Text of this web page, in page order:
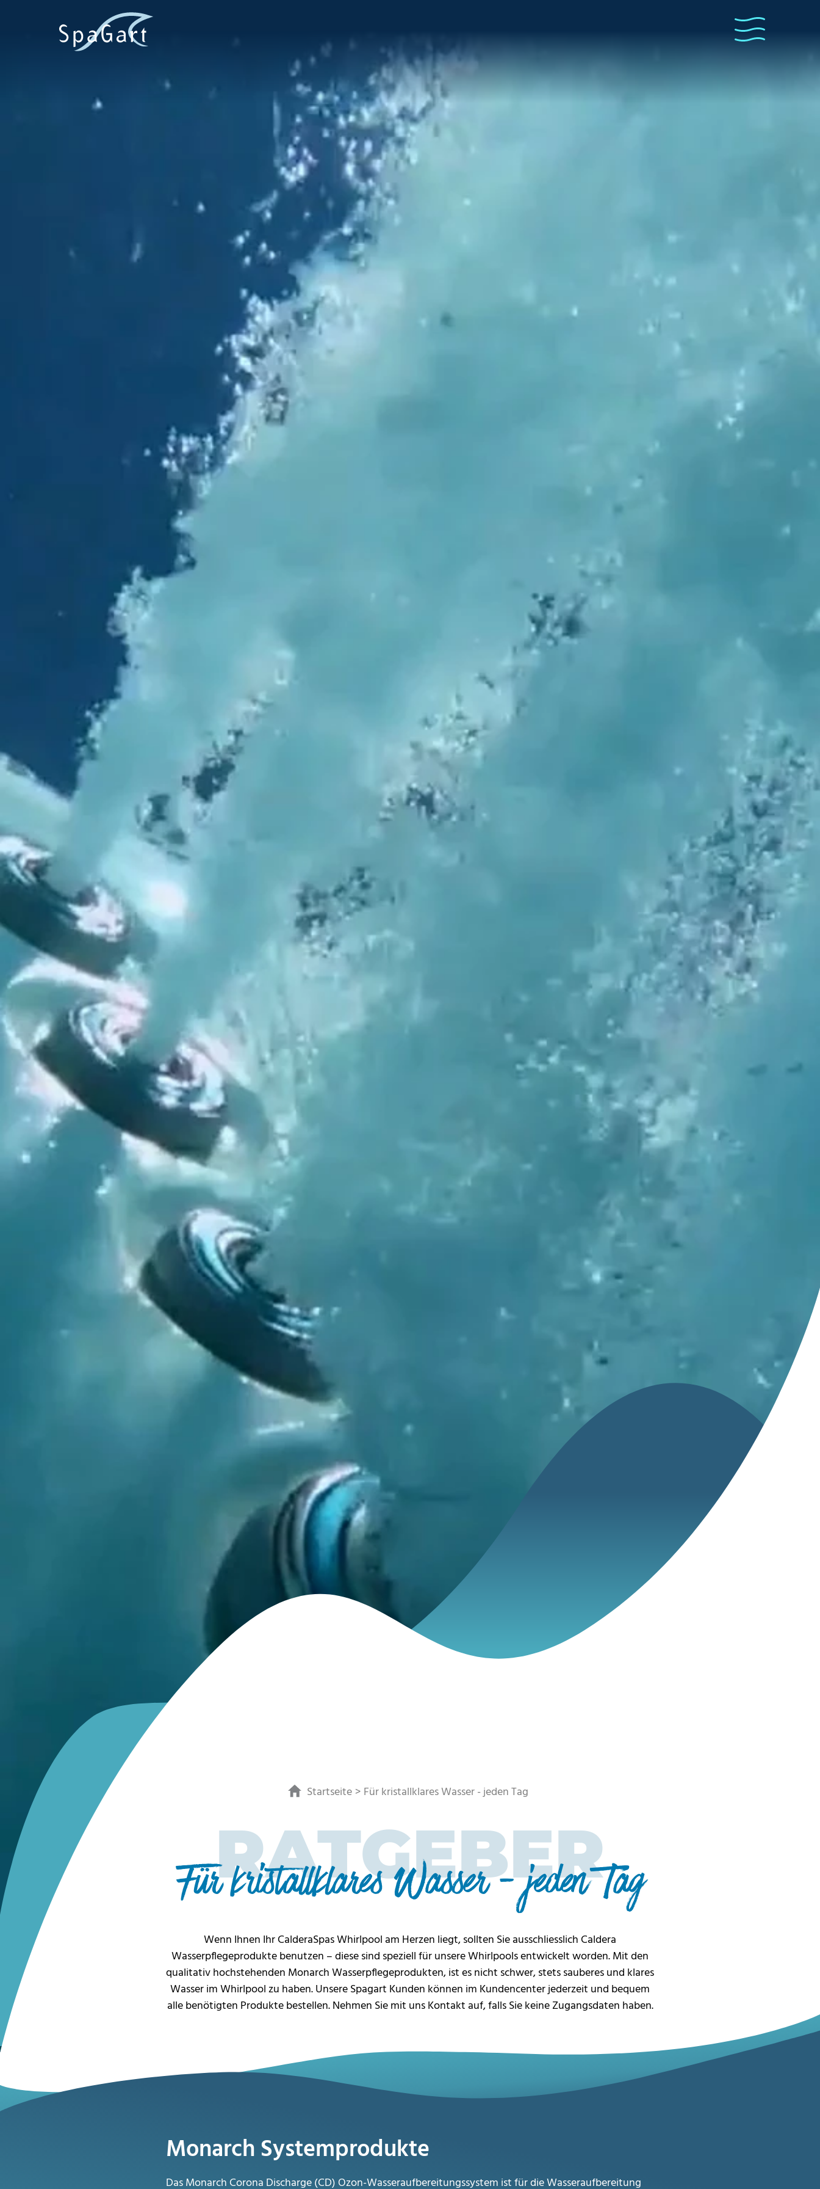
Startseite Für kristallklares Wasser - jeden Tag
RATGEBER
Für kristallklares Wasser - jeden Tag
Wenn Ihnen Ihr CalderaSpas Whirlpool am Herzen liegt, sollten Sie ausschliesslich Caldera
Wasserpflegeprodukte benutzen – diese sind speziell für unsere Whirlpools entwickelt worden. Mit den
qualitativ hochstehenden Monarch Wasserpflegeprodukten, ist es nicht schwer, stets sauberes und klares
Wasser im Whirlpool zu haben. Unsere Spagart Kunden können im Kundencenter jederzeit und bequem
alle benötigten Produkte bestellen. Nehmen Sie mit uns Kontakt auf, falls Sie keine Zugangsdaten haben.
Monarch Systemprodukte
Das Monarch Corona Discharge (CD) Ozon-Wasseraufbereitungssystem ist für die Wasseraufbereitung